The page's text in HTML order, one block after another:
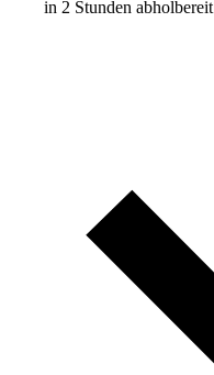
in 2 Stunden abholbereit